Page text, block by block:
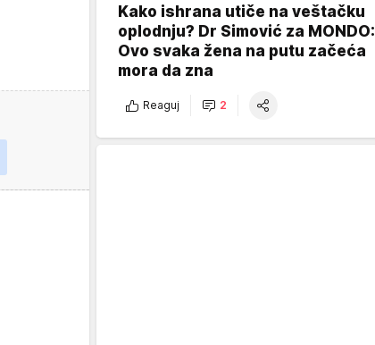
Kako ishrana utiče na veštačku
oplodnju? Dr Simović za MONDO:
Ovo svaka žena na putu začeća
mora da zna
Reaguj 2